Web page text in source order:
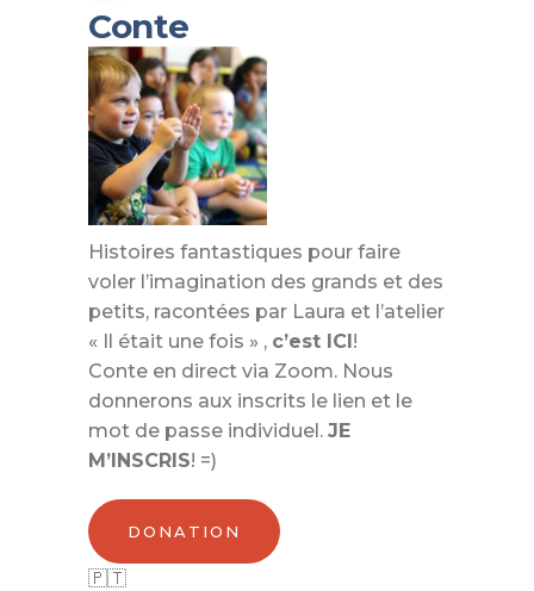
Conte
Histoires fantastiques pour faire
voler l’imagination des grands et des
petits, racontées par Laura et l’atelier
« Il était une fois » , c’est ICI!
Conte en direct via Zoom. Nous
donnerons aux inscrits le lien et le
mot de passe individuel. JE
M’INSCRIS! =)
DONATION